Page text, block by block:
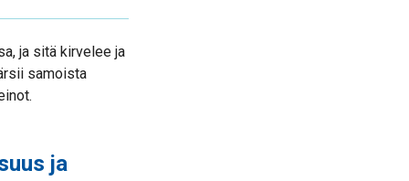
ja sitä kirvelee ja
samoista
ja